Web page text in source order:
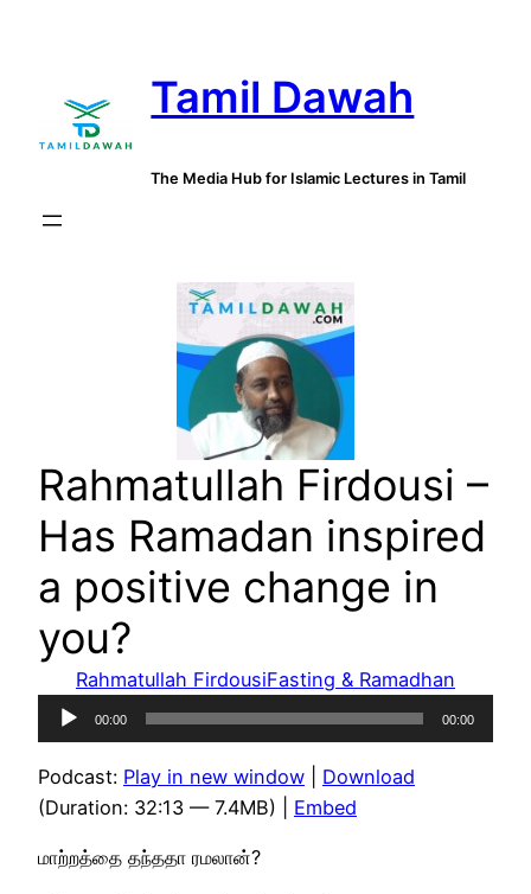
Tamil Dawah
The Media Hub for Islamic Lectures in Tamil
Rahmatullah Firdousi –
Has Ramadan inspired
a positive change in
you?
Rahmatullah FirdousiFasting & Ramadhan
Audio
Player
00:00 00:00
Podcast: Play in new window
Download
(Duration: 32:13 — 7.4MB) | Embed
மாற்றத்தை தந்ததா ரமலான்?